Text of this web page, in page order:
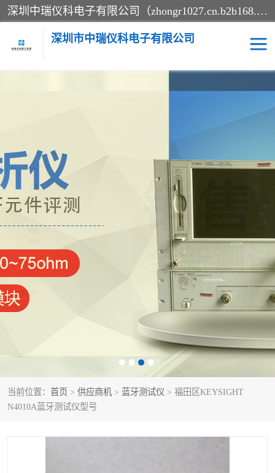
深圳中瑞仪科电子有限公司（zhongr1027.cn.b2b168.com）主要从事回收二手仪器，工厂仪器，回收示波器，KeysightE4980A，FLUKE754，MT8852B，IFR3920，Agilent N4010A，MT8852B等业务，全国统一热线：13570873835。深圳中瑞仪科电子有限公司整批或单出，专业评估高价回收工厂闲置仪器。
深圳市中瑞仪科电子有限公司
当前位置： 首页 > 供应商机 > 蓝牙测试仪 > 福田区KEYSIGHT
N4010A蓝牙测试仪型号
电阻-功率计 频谱分析仪
万用表 综合测试仪
蓝牙测试仪 网络分析仪
过程校验仪 电桥测试仪
泰克示波器 电池测试仪
函数信号发生器
校准件
校准仪 阻抗分析仪
音频分析仪